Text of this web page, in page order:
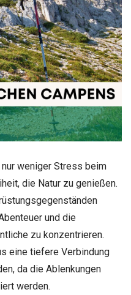
weniger Stress beim
die Natur zu genießen.
und die
zu konzentrieren.
eine tiefere Verbindung
da die Ablenkungen
werden.